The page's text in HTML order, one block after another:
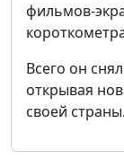
фильмов-
Всего он
открывая
своей страны.